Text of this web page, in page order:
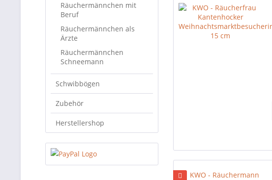
Räuchermännchen mit
Beruf
Räuchermännchen als
Ärzte
Räuchermännchen
Schneemann
Schwibbögen
Zubehör
Herstellershop